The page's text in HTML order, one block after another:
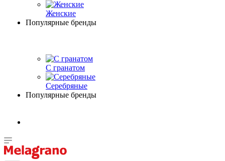
Женские
Популярные бренды
С гранатом
Серебряные
Популярные бренды